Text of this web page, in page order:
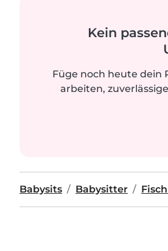
Kein
Füge noch heute dein
arbeiten,
Babysits Babysitter